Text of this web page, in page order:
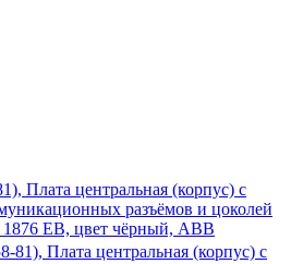
Плата центральная (корпус) с
разъёмов и цоколей
EB, цвет чёрный, ABB